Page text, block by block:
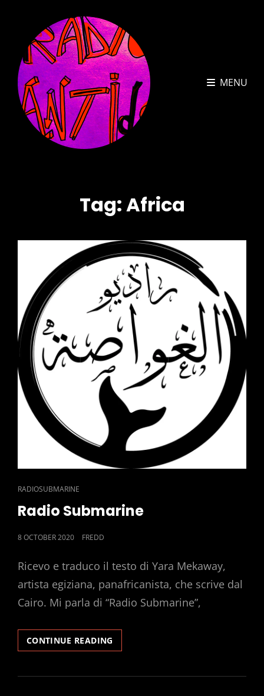
MENU
Tag:Africa
CAT
LINKS
RADIOSUBMARINE
Radio Submarine
POSTED
8 OCTOBER 2020 FREDD
Ricevo e traduco il testo di Yara Mekaway,
artista egiziana, panafricanista, che scrive dal
Cairo. Mi parla di “Radio Submarine”,
CONTINUE READING
SUBMARINE